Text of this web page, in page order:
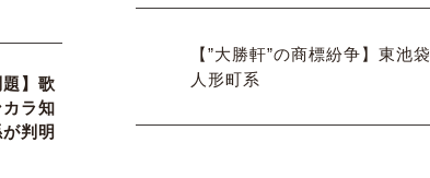
【”大勝軒”の商標紛争】東池
人形町系
題】歌
ラ知
判明